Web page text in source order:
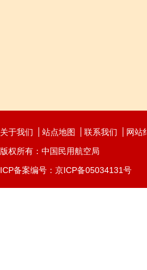
关于我们 站点地图 联系我们
网站
版权所有：中国民用航空局
ICP备案编号：京ICP备05034131号